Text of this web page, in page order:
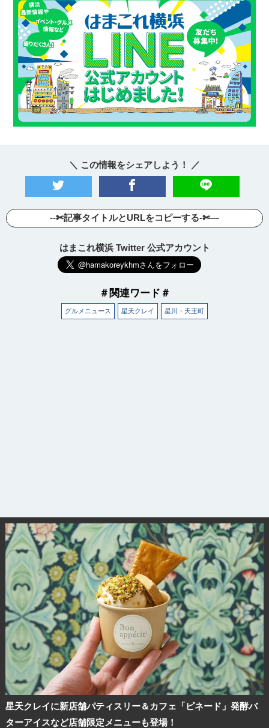
＼ この情報をシェアしよう！ ／
--✄記事タイトルとURLをコピーする-✄—
はまこれ横浜 Twitter 公式アカウント
＃関連ワード＃
グルメニュース 星天クレイ 星川・天王町
星天クレイに新店舗パティスリー＆カフェ「ピネード」発酵バ
ターアイスなど店舗限定メニューも登場！
観光ガイド